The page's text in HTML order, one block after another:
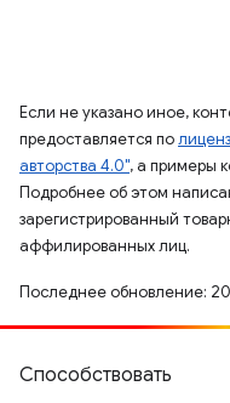
Если не указано иное,
предоставляется по
авторства 4.0", а примеры
Подробнее об этом
зарегистрированный
аффилированных лиц.
Последнее обновление:
Способствовать